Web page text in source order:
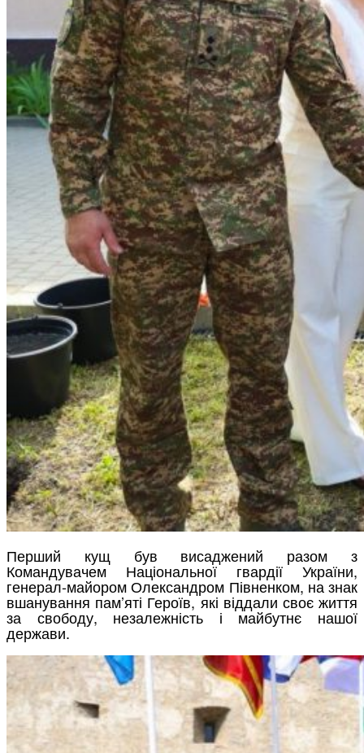
Перший кущ був висаджений разом з
Командувачем Національної гвардії України,
генерал-майором Олександром Півненком, на знак
вшанування пам’яті Героїв, які віддали своє життя
за свободу, незалежність і майбутнє нашої
держави.